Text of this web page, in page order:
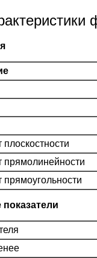
прямолинейности
прямоугольности